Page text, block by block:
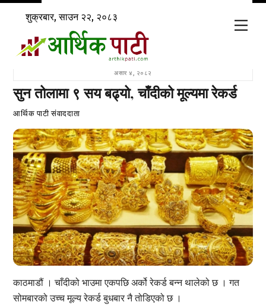
Skip
content
शुक्रबार, साउन २२, २०८३
असार ४, २०८२
सुन तोलामा ९ सय बढ्यो, चाँदीको मूल्यमा रेकर्ड
आर्थिक पाटी संवाददाता
काठमाडौं । चाँदीको भाउमा एकपछि अर्को रेकर्ड बन्न थालेको छ । गत
सोमबारको उच्च मूल्य रेकर्ड बुधबार नै तोडिएको छ ।